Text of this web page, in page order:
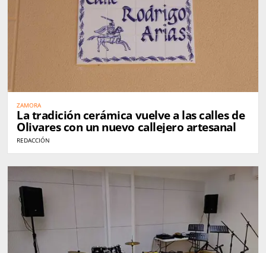
ZAMORA
La tradición cerámica vuelve a las calles de
Olivares con un nuevo callejero artesanal
REDACCIÓN